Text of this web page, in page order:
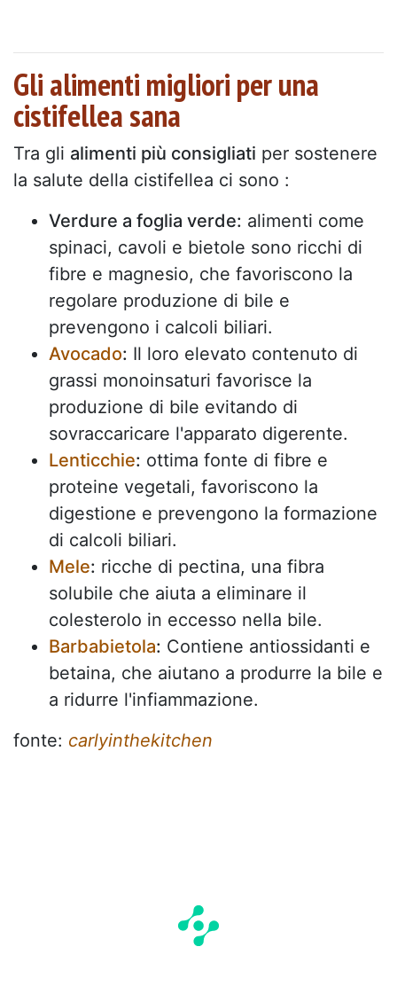
Gli alimenti migliori per una
cistifellea sana
Tra gli alimenti più consigliati per sostenere
la salute della cistifellea ci sono :
Verdure a foglia verde: alimenti come
spinaci, cavoli e bietole sono ricchi di
fibre e magnesio, che favoriscono la
regolare produzione di bile e
prevengono i calcoli biliari.
Avocado: Il loro elevato contenuto di
grassi monoinsaturi favorisce la
produzione di bile evitando di
sovraccaricare l'apparato digerente.
Lenticchie: ottima fonte di fibre e
proteine vegetali, favoriscono la
digestione e prevengono la formazione
di calcoli biliari.
Mele: ricche di pectina, una fibra
solubile che aiuta a eliminare il
colesterolo in eccesso nella bile.
Barbabietola: Contiene antiossidanti e
betaina, che aiutano a produrre la bile e
a ridurre l'infiammazione.
fonte: carlyinthekitchen